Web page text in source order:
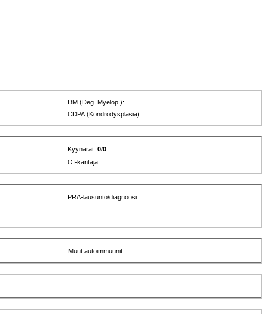
DM (Deg. Myelop.):
CDPA (Kondrodysplasia):
Kyynärät:0/0
OI-kantaja:
PRA-lausunto/diagnoosi:
Muut autoimmuunit: